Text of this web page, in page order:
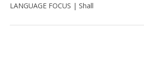
LANGUAGE FOCUS | Shall